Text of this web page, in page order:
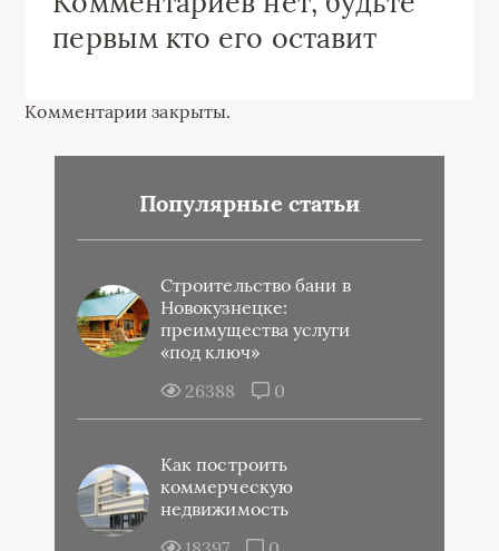
первым кто его оставит
Комментарии закрыты.
Популярные статьи
Строительство бани в
Новокузнецке:
преимущества услуги
«под ключ»
26388
0
Как построить
коммерческую
недвижимость